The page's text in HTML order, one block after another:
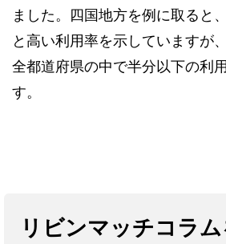
ました。四国地方を例に取ると
と高い利用率を示していますが
全都道府県の中で半分以下の利
す。
リビンマッチコラ